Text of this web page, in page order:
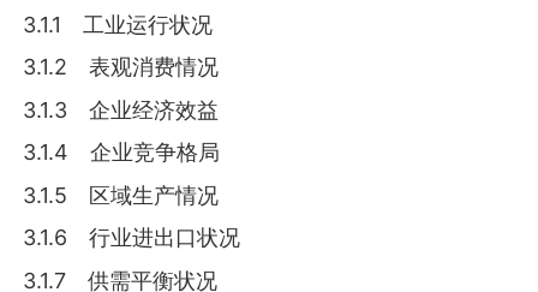
3.1.1 工业运行状况
3.1.2 表观消费情况
3.1.3 企业经济效益
3.1.4 企业竞争格局
3.1.5 区域生产情况
3.1.6 行业进出口状况
3.1.7 供需平衡状况